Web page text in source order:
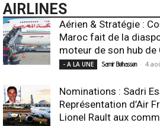
AIRLINES
Aérien & Stratégie :
Maroc fait de la
moteur de son hub de
- A LA UNE Samir Belhassen - 4
Nominations : Sadri
Représentation d’Air
Lionel Rault aux